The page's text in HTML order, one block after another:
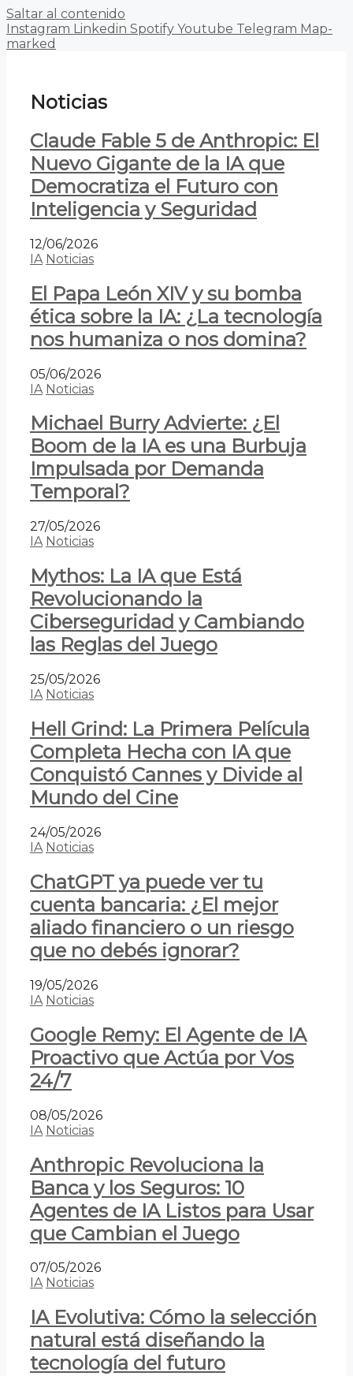
Saltar al contenido
Instagram Linkedin Spotify Youtube Telegram Map-
marked
Noticias
Claude Fable 5 de Anthropic: El
Nuevo Gigante de la IA que
Democratiza el Futuro con
Inteligencia y Seguridad
12/06/2026
IA Noticias
El Papa León XIV y su bomba
ética sobre la IA: ¿La tecnología
nos humaniza o nos domina?
05/06/2026
IA Noticias
Michael Burry Advierte: ¿El
Boom de la IA es una Burbuja
Impulsada por Demanda
Temporal?
27/05/2026
IA Noticias
Mythos: La IA que Está
Revolucionando la
Ciberseguridad y Cambiando
las Reglas del Juego
25/05/2026
IA Noticias
Hell Grind: La Primera Película
Completa Hecha con IA que
Conquistó Cannes y Divide al
Mundo del Cine
24/05/2026
IA Noticias
ChatGPT ya puede ver tu
cuenta bancaria: ¿El mejor
aliado financiero o un riesgo
que no debés ignorar?
19/05/2026
IA Noticias
Google Remy: El Agente de IA
Proactivo que Actúa por Vos
24/7
08/05/2026
IA Noticias
Anthropic Revoluciona la
Banca y los Seguros: 10
Agentes de IA Listos para Usar
que Cambian el Juego
07/05/2026
IA Noticias
IA Evolutiva: Cómo la selección
natural está diseñando la
tecnología del futuro